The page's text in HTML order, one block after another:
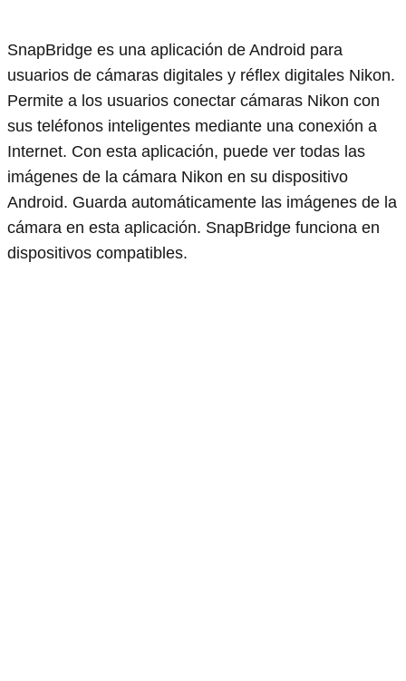
SnapBridge es una aplicación de Android para
usuarios de cámaras digitales y réflex digitales Nikon.
Permite a los usuarios conectar cámaras Nikon con
sus teléfonos inteligentes mediante una conexión a
Internet. Con esta aplicación, puede ver todas las
imágenes de la cámara Nikon en su dispositivo
Android. Guarda automáticamente las imágenes de la
cámara en esta aplicación. SnapBridge funciona en
dispositivos compatibles.